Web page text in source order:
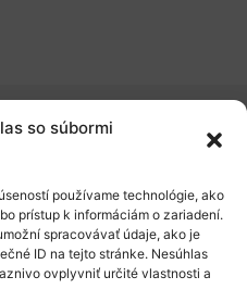
so súbormi
používame technológie, ako
prístup k informáciám o zariadení.
spracovávať údaje, ako je
ID na tejto stránke. Nesúhlas
ovplyvniť určité vlastnosti a
a podpora
pobyty